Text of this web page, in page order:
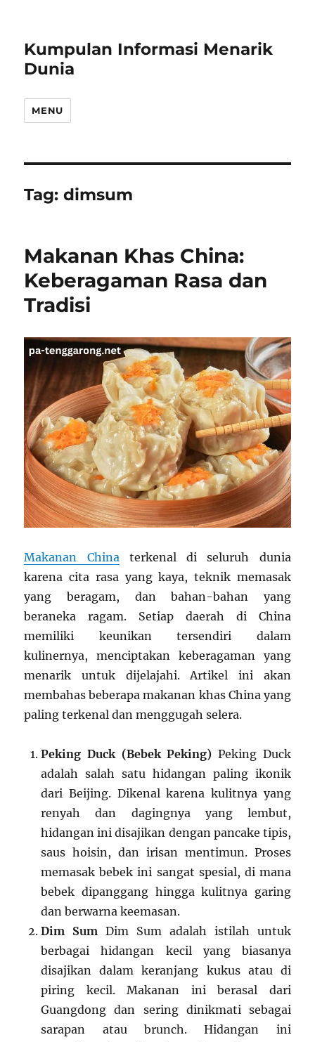
Kumpulan Informasi Menarik
Dunia
MENU
Tag:dimsum
Makanan Khas China:
Keberagaman Rasa dan
Tradisi
Makanan China terkenal di seluruh dunia
karena cita rasa yang kaya, teknik memasak
yang beragam, dan bahan-bahan yang
beraneka ragam. Setiap daerah di China
memiliki keunikan tersendiri dalam
kulinernya, menciptakan keberagaman yang
menarik untuk dijelajahi. Artikel ini akan
membahas beberapa makanan khas China yang
paling terkenal dan menggugah selera.
Peking Duck (Bebek Peking) Peking Duck
adalah salah satu hidangan paling ikonik
dari Beijing. Dikenal karena kulitnya yang
renyah dan dagingnya yang lembut,
hidangan ini disajikan dengan pancake tipis,
saus hoisin, dan irisan mentimun. Proses
memasak bebek ini sangat spesial, di mana
bebek dipanggang hingga kulitnya garing
dan berwarna keemasan.
Dim Sum Dim Sum adalah istilah untuk
berbagai hidangan kecil yang biasanya
disajikan dalam keranjang kukus atau di
piring kecil. Makanan ini berasal dari
Guangdong dan sering dinikmati sebagai
sarapan atau brunch. Hidangan ini